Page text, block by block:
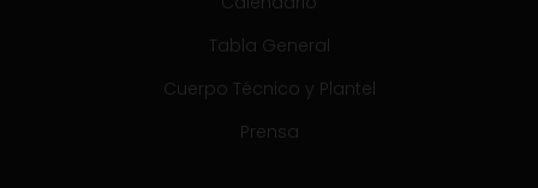
Tabla General
Cuerpo Técnico y Plantel
Prensa